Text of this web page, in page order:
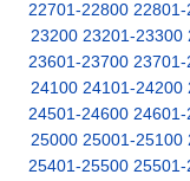
22701-22800
23200 23201-23300
23601-23700
24100 24101-24200
24501-24600
25000 25001-25100
25401-25500